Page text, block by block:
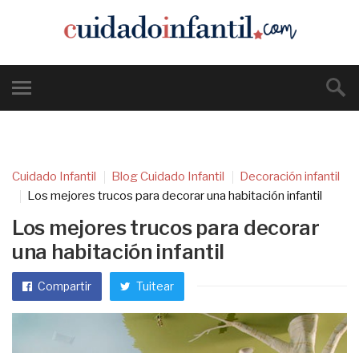
Cuidado Infantil Blog Cuidado Infantil
Decoración infantil
Los mejores trucos para decorar una habitación infantil
Los mejores trucos para decorar
una habitación infantil
Compartir Tuitear